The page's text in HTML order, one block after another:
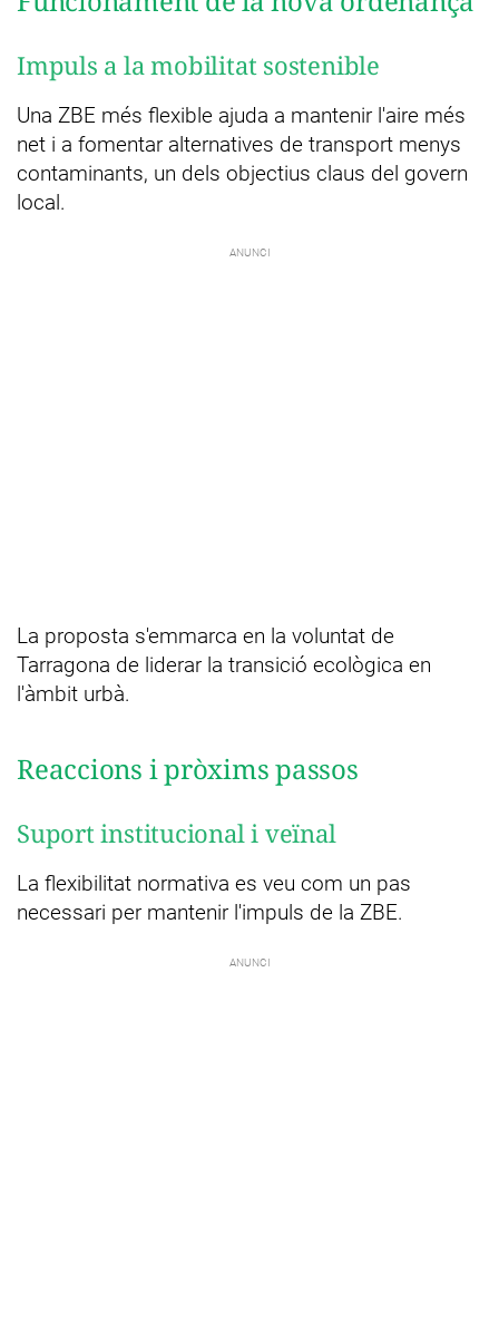
Impuls a la mobilitat sostenible
Una ZBE més flexible ajuda a mantenir l'aire més
net i a fomentar alternatives de transport menys
contaminants, un dels objectius claus del govern
local.
La proposta s'emmarca en la voluntat de
Tarragona de liderar la transició ecològica en
l'àmbit urbà.
Reaccions i pròxims passos
Suport institucional i veïnal
La flexibilitat normativa es veu com un pas
necessari per mantenir l'impuls de la ZBE.